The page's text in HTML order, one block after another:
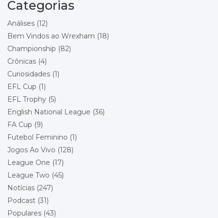
Local: Racecourse Ground
Championship - Round 21
Bolton Wanderers
Wrexham
Local: Toughsheet Community Stadium
Championship - Round 22
Wrexham
Queens Park Rangers
Local: Racecourse Ground
Championship - Round 23
Stoke City
Wrexham
Local: Bet365 Stadium
Championship - Round 24
Wrexham
Blackburn Rovers
Categorias
Análises (12)
Bem Vindos ao Wrexham (18)
Championship (82)
Crônicas (4)
Curiosidades (1)
EFL Cup (1)
EFL Trophy (5)
English National League (36)
FA Cup (9)
Futebol Feminino (1)
Jogos Ao Vivo (128)
League One (17)
League Two (45)
Notícias (247)
Podcast (31)
Populares (43)